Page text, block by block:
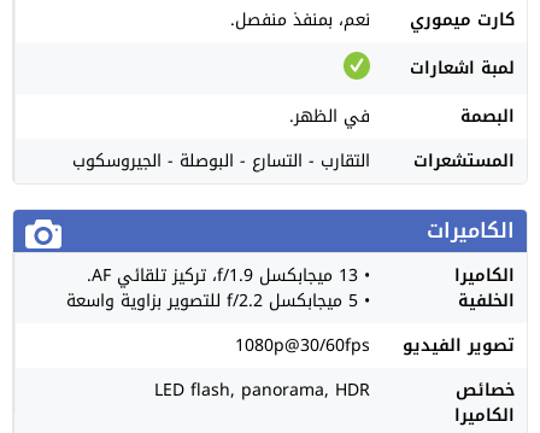
كارت ميموري
نعم، بمنفذ منفصل.
لمبة اشعارات
البصمة
في الظهر.
المستشعرات
التقارب - التسارع - البوصلة - الجيروسكوب
الكاميرات
الكاميرا
الخلفية
• 13 ميجابكسل f/1.9، تركيز تلقائي AF.
• 5 ميجابكسل f/2.2 للتصوير بزاوية واسعة
تصوير الفيديو
1080p@30/60fps
خصائص
الكاميرا
LED flash, panorama, HDR